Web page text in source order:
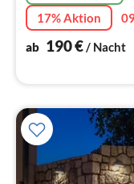
17% Aktion
ab 190€/ Nacht